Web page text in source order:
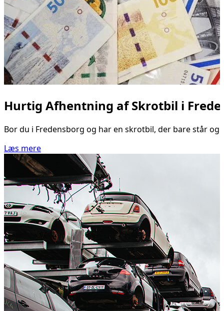
Hurtig Afhentning af Skrotbil i
Bor du i Fredensborg og har en skrotbil, der bare står
Læs mere